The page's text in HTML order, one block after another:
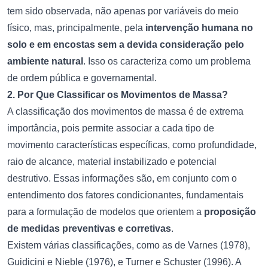
tem sido observada, não apenas por variáveis do meio
físico, mas, principalmente, pela intervenção humana no
solo e em encostas sem a devida consideração pelo
ambiente natural . Isso os caracteriza como um problema
de ordem pública e governamental.
2. Por Que Classificar os Movimentos de Massa?
A classificação dos movimentos de massa é de extrema
importância, pois permite associar a cada tipo de
movimento características específicas, como profundidade,
raio de alcance, material instabilizado e potencial
destrutivo. Essas informações são, em conjunto com o
entendimento dos fatores condicionantes, fundamentais
para a formulação de modelos que orientem a proposição
de medidas preventivas e corretivas.
Existem várias classificações, como as de Varnes (1978),
Guidicini e Nieble (1976), e Turner e Schuster (1996). A